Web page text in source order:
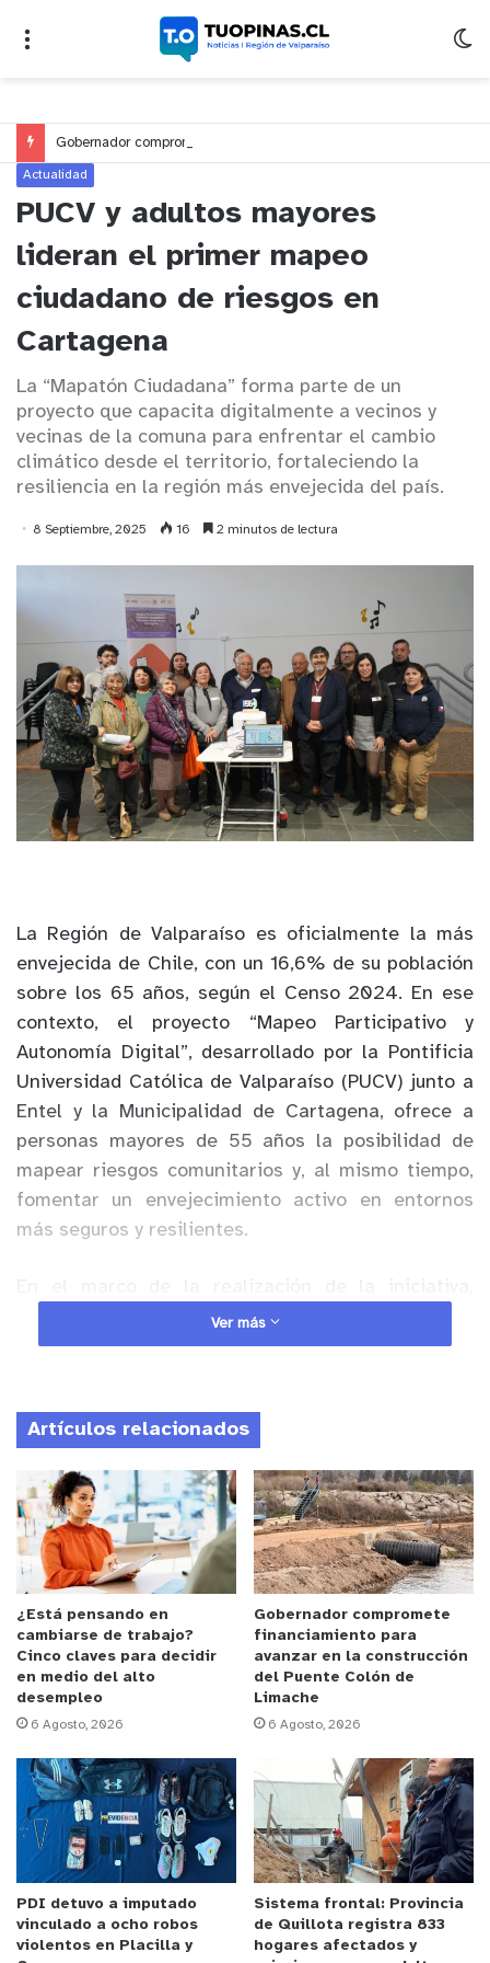
Actualidad
PUCV y adultos mayores
lideran el primer mapeo
ciudadano de riesgos en
Cartagena
La “Mapatón Ciudadana” forma parte de un
proyecto que capacita digitalmente a vecinos y
vecinas de la comuna para enfrentar el cambio
climático desde el territorio, fortaleciendo la
resiliencia en la región más envejecida del país.
8 Septiembre, 2025 16 2 minutos de lectura
La Región de Valparaíso es oficialmente la más
envejecida de Chile, con un 16,6% de su población
sobre los 65 años, según el Censo 2024. En ese
contexto, el proyecto “Mapeo Participativo y
Autonomía Digital”, desarrollado por la Pontificia
Universidad Católica de Valparaíso (PUCV) junto a
Entel y la Municipalidad de Cartagena, ofrece a
personas mayores de 55 años la posibilidad de
mapear riesgos comunitarios y, al mismo tiempo,
fomentar un envejecimiento activo en entornos
más seguros y resilientes.
que considera capacitaciones y la creación de una
plataforma dewebmapping, con foco en autonomía
comuna costera, la cual permitió a vecinos y
vecinas levantar información sobre amenazas
locales y factores de riesgo vinculados al cambio
climático.
Anuncio Patrocinado
La convocatoria tomó lugar en cuatro sedes
vecinales y en la Casa del Adulto Mayor, donde los
participantes trabajaron en conjunto con
estudiantes del Instituto de Geografía de la PUCV
y funcionarios municipales. El académico del
Instituto de Geografía de la PUCV y líder del
proyecto, Rodrigo Figueroa, expuso que esta
colaboración surgió a partir de un fondo de la
Dirección de Investigación de la PUCV, en conjunto
con la Universidad Tecnológica de Auckland, Nueva
Zelanda.
Ver más
Artículos relacionados
¿Está pensando en
cambiarse de trabajo?
Cinco claves para decidir
en medio del alto
desempleo
6 Agosto, 2026
Gobernador compromete
financiamiento para
avanzar en la construcción
del Puente Colón de
Limache
6 Agosto, 2026
PDI detuvo a imputado
vinculado a ocho robos
violentos en Placilla y
Sistema frontal: Provincia
de Quillota registra 833
hogares afectados y